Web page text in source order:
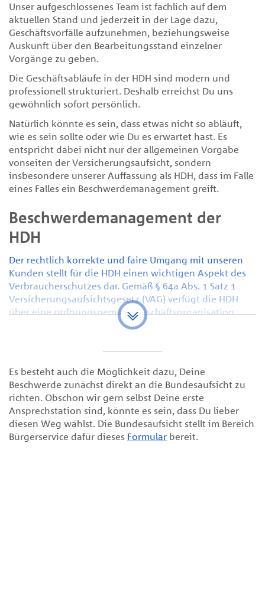
Unser aufgeschlossenes Team ist fachlich auf dem
aktuellen Stand und jederzeit in der Lage dazu,
Geschäftsvorfälle aufzunehmen, beziehungsweise
Auskunft über den Bearbeitungsstand einzelner
Vorgänge zu geben.
Die Geschäftsabläufe in der HDH sind modern und
professionell strukturiert. Deshalb erreichst Du uns
gewöhnlich sofort persönlich.
Natürlich könnte es sein, dass etwas nicht so abläuft,
wie es sein sollte oder wie Du es erwartet hast. Es
entspricht dabei nicht nur der allgemeinen Vorgabe
vonseiten der Versicherungsaufsicht, sondern
insbesondere unserer Auffassung als HDH, dass im Falle
eines Falles ein Beschwerdemanagement greift.
Beschwerdemanagement der
HDH
Der rechtlich korrekte und faire Umgang mit unseren
Kunden stellt für die HDH einen wichtigen Aspekt des
Verbraucherschutzes dar. Gemäß § 64a Abs. 1 Satz 1
Versicherungsaufsichtsgesetz (VAG) verfügt die HDH
über eine ordnungsgemäße Geschäftsorganisation,
welche die Einhaltung der zu beachtenden Gesetze und
Anforderungen gewährleistet. Im Rahmen ihrer
gewährleistet die HDH gemäß § 64a Abs. 1 Satz 3 VAG
insbesondere ein angemessenes Risikomanagement.
Zu den Bausteinen eines wirksamen
Risikomanagementsystems zählt in der HDH eine gut
funktionierende und transparente
Es besteht auch die Möglichkeit dazu, Deine
Beschwerde zunächst direkt an die Bundesaufsicht zu
richten. Obschon wir gern selbst Deine erste
Ansprechstation sind, könnte es sein, dass Du lieber
diesen Weg wählst. Die Bundesaufsicht stellt im Bereich
Bürgerservice dafür dieses Formular bereit.